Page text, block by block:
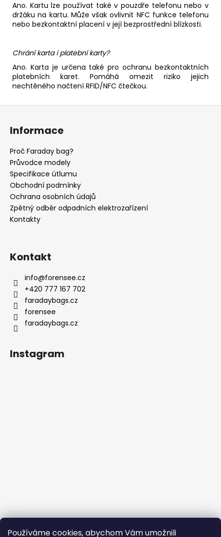
Používáme cookies, abychom Vám umožnili
Ano. Kartu lze používat také v pouzdře telefonu nebo v
držáku na kartu. Může však ovlivnit NFC funkce telefonu
nebo bezkontaktní placení v její bezprostřední blízkosti.
Chrání karta i platební karty?
Ano. Karta je určena také pro ochranu bezkontaktních
platebních karet. Pomáhá omezit riziko jejich
nechtěného načtení RFID/NFC čtečkou.
Informace
Proč Faraday bag?
Průvodce modely
Specifikace útlumu
Obchodní podmínky
Ochrana osobních údajů
Zpětný odběr odpadních elektrozařízení
Kontakty
Kontakt
info@forensee.cz
+420 777 167 702
faradaybags.cz
forensee
faradaybags.cz
Instagram
Sledovat na Instagramu